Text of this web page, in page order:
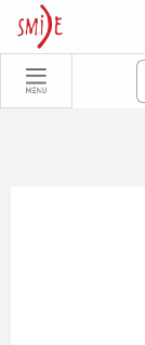
Для неё
набор